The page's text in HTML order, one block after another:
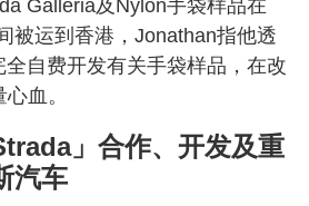
Galleria及Nylon手袋样品在
被运到香港，Jonathan指他透
自费开发有关手袋样品，在改
血。
」合作、开发及重
汽车